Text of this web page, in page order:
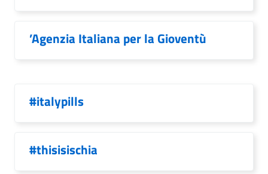
’Agenzia Italiana per la Gioventù
#italypills
#thisisischia